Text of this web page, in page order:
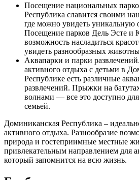
Посещение национальных
Республика славится своими
где можно увидеть уникальную
Посещение парков Дель Эсте и
возможность насладиться
увидеть разнообразных
Аквапарки и парки
активного отдыха с детьми в
Республике есть различные
развлечений. Прыжки на
волнами — все это доступно для
семьей.
Доминиканская Республика –
активного отдыха. Разнообразие
природа и гостеприимные местные
привлекательным направлением для
который запомнится на всю жизнь.